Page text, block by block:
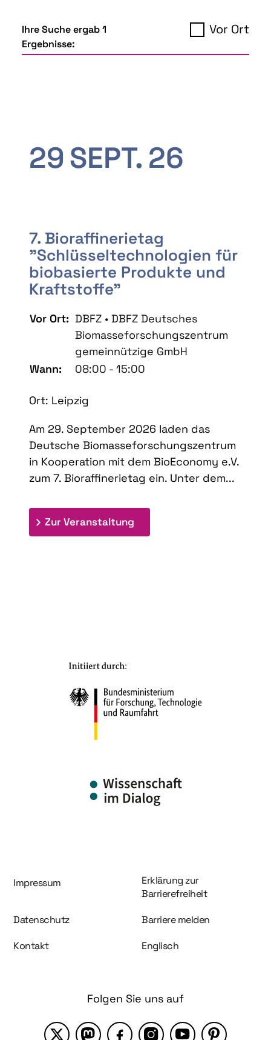
Ihre Suche ergab 1
Ergebnisse:
Vor Ort
29SEPT. 26
7. Bioraffinerietag
"Schlüsseltechnologien für
biobasierte Produkte und
Kraftstoffe"
Vor Ort: DBFZ • DBFZ Deutsches
Biomasseforschungszentrum
gemeinnützige GmbH
Wann:
08:00 - 15:00
Ort: Leipzig
Am 29. September 2026 laden das
Deutsche Biomasseforschungszentrum
in Kooperation mit dem BioEconomy e.V.
zum 7. Bioraffinerietag ein. Unter dem...
Zur Veranstaltung
Information und Service
Impressum
Erklärung zur
Barrierefreiheit
Datenschutz Barriere melden
Kontakt Englisch
Folgen Sie uns auf